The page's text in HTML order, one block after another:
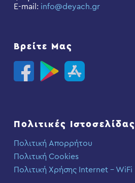
E-mail: info@deyach.gr
Βρείτε Μας
Πολιτικές Ιστοσελίδας
Πολιτική Απορρήτου
Πολιτική Cookies
Πολιτική Χρήσης Internet – WiFi